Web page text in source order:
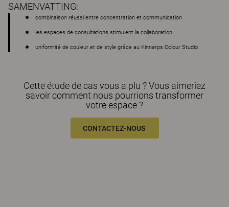
SAMENVATTING:
combinaison réussi entre concentration et communication
les espaces de consultations stimulent la collaboration
uniformité de couleur et de style grâce au Kinnarps Colour Studio
Cette étude de cas vous a plu ? Vous aimeriez
savoir comment nous pourrions transformer
votre espace ?
CONTACTEZ-NOUS